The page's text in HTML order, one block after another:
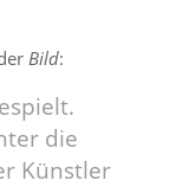
Bild:
die
Künstler